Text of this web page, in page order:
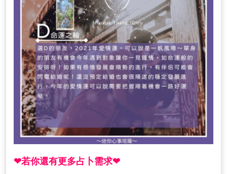
❤若你還有更多占卜需求❤